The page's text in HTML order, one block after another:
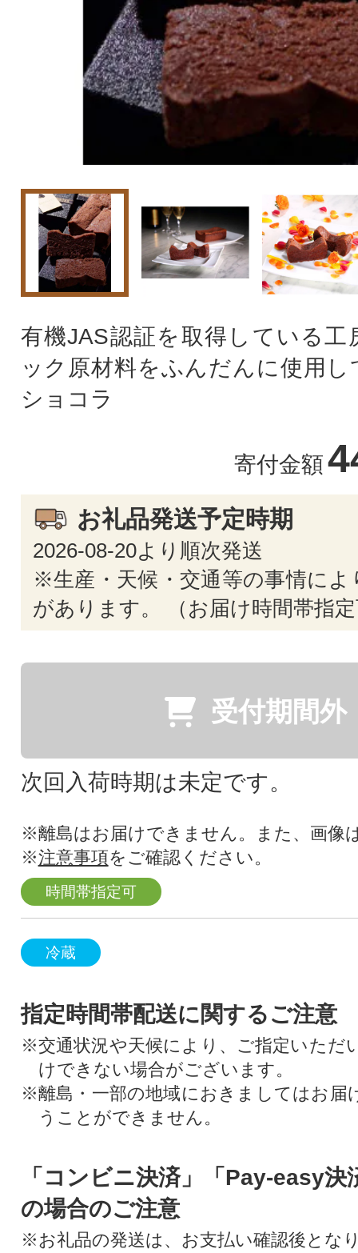
有機JAS認証を取得している工
ック原材料をふんだんに使用
ショコラ
寄付金額
お礼品発送予定時期
2026-08-20より順次発送
※生産・天候・交通等の事情によ
があります。 （お届け時間帯指
受付期間外
次回入荷時期は未定です。
※離島はお届けできません。また、画像
※注意事項をご確認ください。
時間帯指定可
冷蔵
指定時間帯配送に関するご注意
※交通状況や天候により、ご指定いただ
けできない場合がございます。
※離島・一部の地域におきましてはお届
うことができません。
「コンビニ決済」「Pay-easy決
の場合のご注意
※お礼品の発送は、お支払い確認後とな